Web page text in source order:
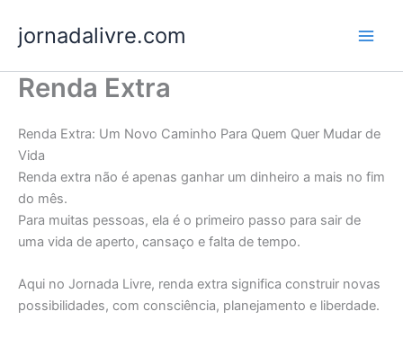
para
conteúdo
jornadalivre.com
Renda Extra
Renda Extra: Um Novo Caminho Para Quem Quer Mudar de
Vida
Renda extra não é apenas ganhar um dinheiro a mais no fim
do mês.
Para muitas pessoas, ela é o primeiro passo para sair de
uma vida de aperto, cansaço e falta de tempo.
Aqui no Jornada Livre, renda extra significa construir novas
possibilidades, com consciência, planejamento e liberdade.